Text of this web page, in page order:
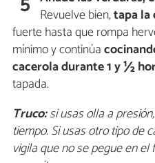
Revuelve bien,tapa la
fuerte hasta que rompa
mínimo y continúa
cacerola durante 1 y ½
tapada.
Truco:si usas olla a
tiempo. Si usas otro tipo de
vigila que no se pegue en